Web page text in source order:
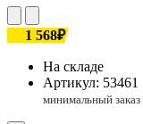
1 568₽
На складе
Артикул: 53461